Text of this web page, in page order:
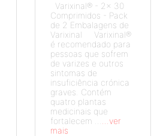
Varixinal® - 2x 30
Comprimidos - Pack
de 2 Embalagens de
Varixinal Varixinal®
é recomendado para
pessoas que sofrem
de varizes e outros
sintomas de
insuficiência crónica
graves. Contém
quatro plantas
medicinais que
fortalecem ...
...ver
mais